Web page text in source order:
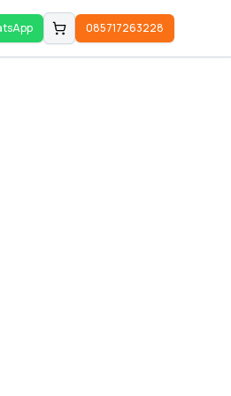
085717263228